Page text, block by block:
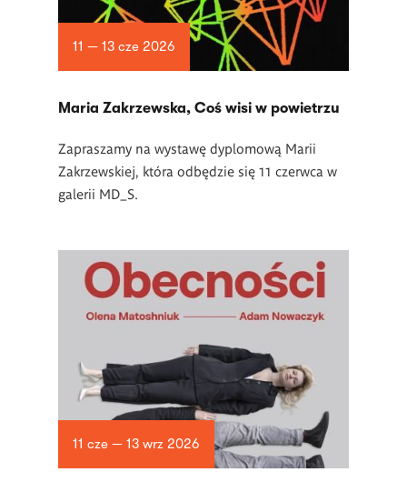
11 — 13 cze 2026
Maria Zakrzewska, Coś wisi w powietrzu
Zapraszamy na wystawę dyplomową Marii
Zakrzewskiej, która odbędzie się 11 czerwca w
galerii MD_S.
11 cze — 13 wrz 2026